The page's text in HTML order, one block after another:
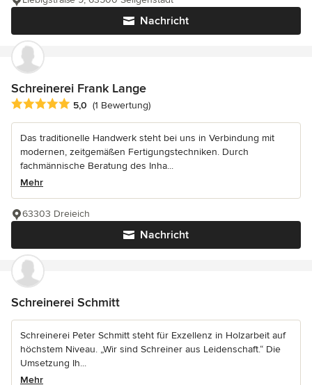
Nachricht
Schreinerei Frank Lange
Durchschnittliche Bewertung: 5 von 5 Sternen
5,0 (1 Bewertung)
Das traditionelle Handwerk steht bei uns in Verbindung mit
modernen, zeitgemäßen Fertigungstechniken. Durch
fachmännische Beratung des Inha...
Mehr
Nachricht
63303 Dreieich
Schreinerei Schmitt
Schreinerei Peter Schmitt steht für Exzellenz in Holzarbeit auf
höchstem Niveau. „Wir sind Schreiner aus Leidenschaft.“ Die
Umsetzung Ih...
Mehr